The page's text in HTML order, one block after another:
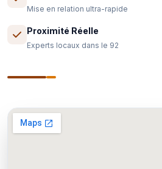
Mise en relation ultra-rapide
Proximité Réelle
Experts locaux dans le 92